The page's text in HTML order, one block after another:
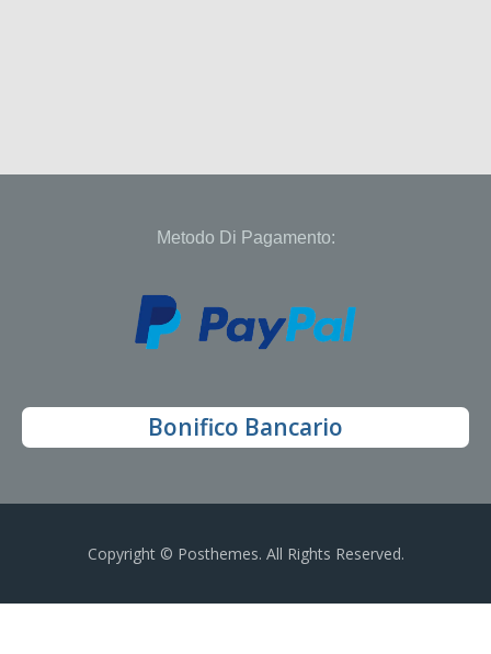
Metodo Di Pagamento:
Bonifico Bancario
Copyright © Posthemes. All Rights Reserved.